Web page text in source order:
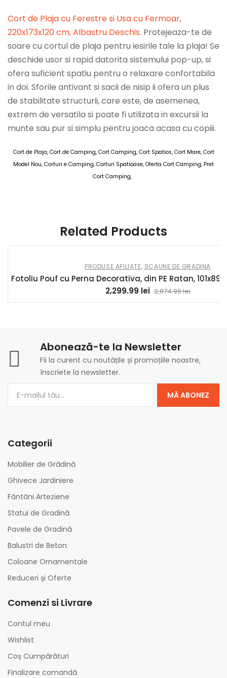
Cort de Plaja cu Ferestre si Usa cu Fermoar,
220x173x120 cm, Albastru Deschis. Protejeaza-te de
soare cu cortul de plaja pentru iesirile tale la plaja! Se
deschide usor si rapid datorita sistemului pop-up, si
ofera suficient spatiu pentru o relaxare confortabila
in doi. Sforile antivant si sacii de nisip ii ofera un plus
de stabilitate structurii, care este, de asemenea,
extrem de versatila si poate fi utilizata in excursii la
munte sau pur si simplu pentru joaca acasa cu copiii.
Cort de Plaja, Cort de Camping, Cort Camping, Cort Spatios, Cort Mare, Cort
Model Nou, Corturi e Camping, Corturi Spatioase, Oferta Cort Camping, Pret
Cort Camping,
Related Products
PRODUSE AFILIATE, SCAUNE DE GRADINA
Fotoliu Pouf cu Perna Decorativa, din PE Ratan,
2,874.99leiPrețul
inițial
2,299.99 lei
Prețul
curent
Abonează-te la Newsletter
Fii la curent cu noutățile și promoțiile noastre,
înscriete la newsletter.
MĂ ABONEZ
Categorii
Mobilier de Grădină
Ghivece Jardiniere
Fântâni Arteziene
Statui de Gradină
Pavele de Gradină
Balustri de Beton
Coloane Ornamentale
Reduceri și Oferte
Comenzi si Livrare
Contul meu
Wishlist
Coș Cumpărături
Finalizare comandă